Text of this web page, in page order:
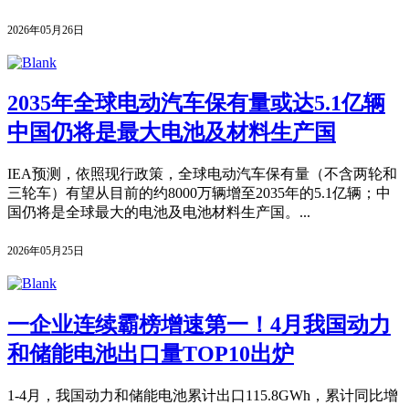
2026年05月26日
2035年全球电动汽车保有量或达5.1亿辆
中国仍将是最大电池及材料生产国
IEA预测，依照现行政策，全球电动汽车保有量（不含两轮和
三轮车）有望从目前的约8000万辆增至2035年的5.1亿辆；中
国仍将是全球最大的电池及电池材料生产国。...
2026年05月25日
一企业连续霸榜增速第一！4月我国动力
和储能电池出口量TOP10出炉
1-4月，我国动力和储能电池累计出口115.8GWh，累计同比增